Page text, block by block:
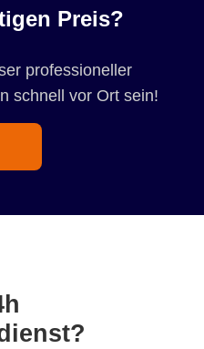
Preis?
professioneller
schnell vor Ort sein!